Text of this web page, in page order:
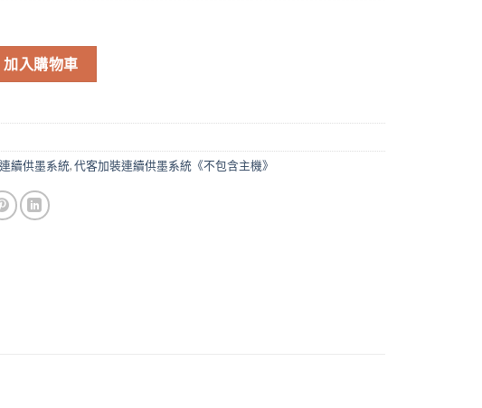
填充墨盒改裝方案 永久顯示滿墨 填充式墨水匣 機器需自備 數量
加入購物車
續供墨系統,代客加裝連續供墨系統《不包含主機》